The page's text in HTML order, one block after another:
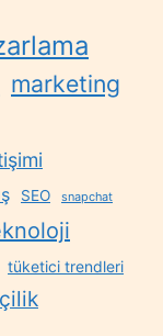
marketing
SEO snapchat
tüketici trendleri